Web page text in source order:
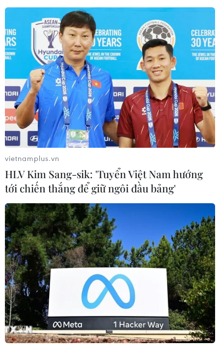
TIN CÙNG CHUYÊN MỤC
Cần xử lý dứt điểm việc tập kết gỗ ở
hành lang an toàn giao thông Quốc
lộ 22B
07/08/2026 04:31
vietnamplus.vn
HLV Kim Sang-sik: 'Tuyển Việt Nam hướng
tới chiến thắng để giữ ngôi đầu bảng'